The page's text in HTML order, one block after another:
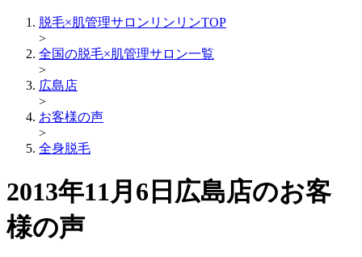
脱毛×肌管理サロンリンリンTOP
>
全国の脱毛×肌管理サロン一覧
>
広島店
>
お客様の声
>
全身脱毛
2013年11月6日広島店のお客
様の声